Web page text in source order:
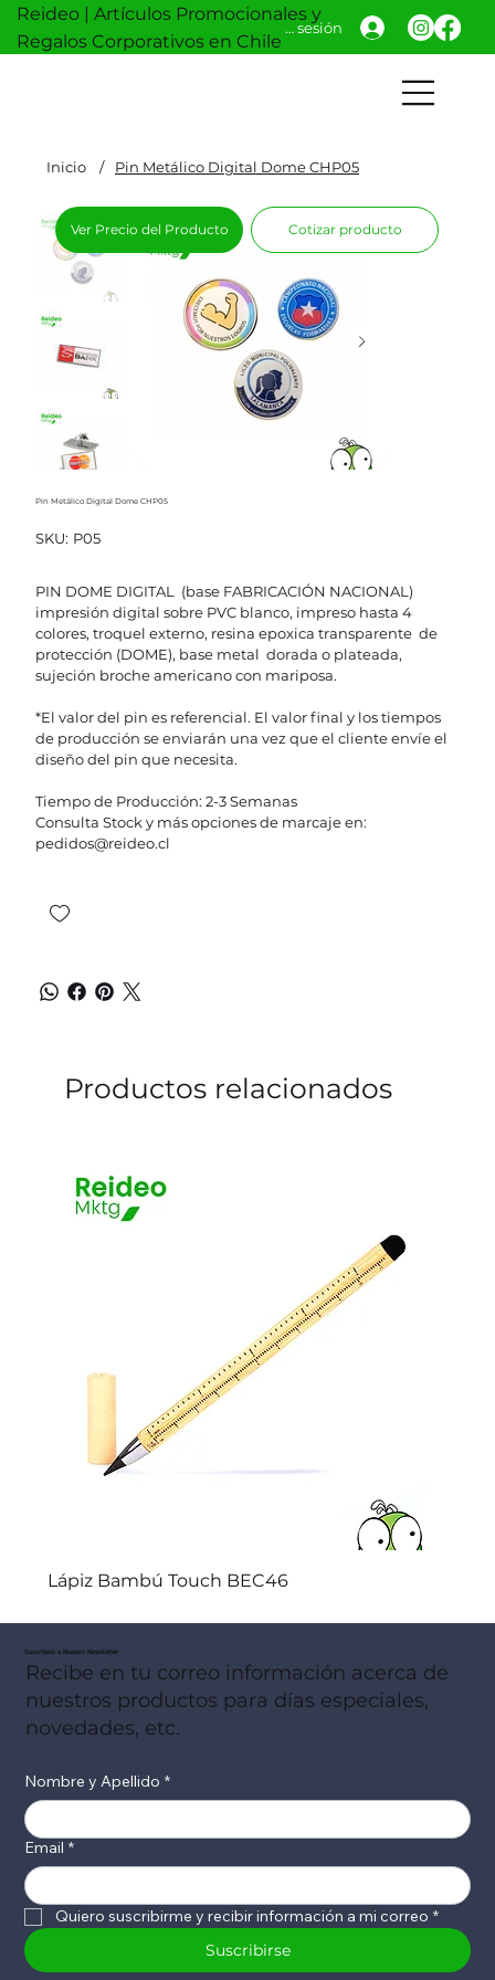
Reideo | Artículos Promocionales y
Regalos Corporativos en Chile
Iniciar sesión
Inicio / Pin Metálico Digital Dome CHP05
Pin Metálico Digital Dome CHP05
SKU: SKU
P05
P05
PIN DOME DIGITAL (base FABRICACIÓN NACIONAL)
impresión digital sobre PVC blanco, impreso hasta 4
colores, troquel externo, resina epoxica transparente de
protección (DOME), base metal dorada o plateada,
sujeción broche americano con mariposa.
*El valor del pin es referencial. El valor final y los tiempos
de producción se enviarán una vez que el cliente envíe el
diseño del pin que necesita.
Tiempo de Producción: 2-3 Semanas
Consulta Stock y más opciones de marcaje en:
pedidos@reideo.cl
Ver Precio del Producto Cotizar producto
Productos relacionados
Lápiz Bambú Touch BEC46
Suscribete a Nuestro Newsletter
Recibe en tu correo información acerca de
nuestros productos para días especiales,
novedades, etc.
Nombre y Apellido *
Email *
Quiero suscribirme y recibir información a mi correo *
Suscribirse